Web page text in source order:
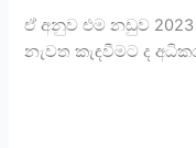
ඒ අනුව එම නඩුව 2023
නැවත කැඳවීමට ද